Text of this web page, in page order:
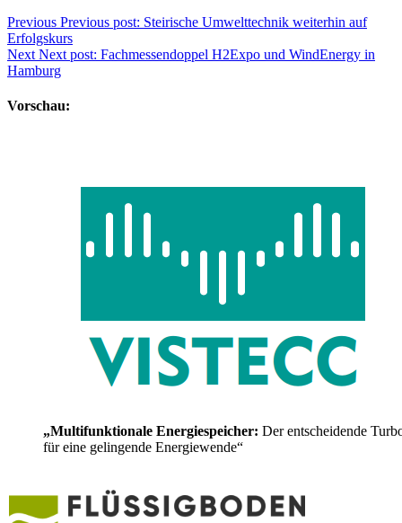
Previous Previous post: Steirische Umwelttechnik weiterhin auf
Erfolgskurs
Next Next post: Fachmessendoppel H2Expo und WindEnergy in
Hamburg
Vorschau:
„Multifunktionale Energiespeicher: Der entscheidende
für eine gelingende Energiewende“